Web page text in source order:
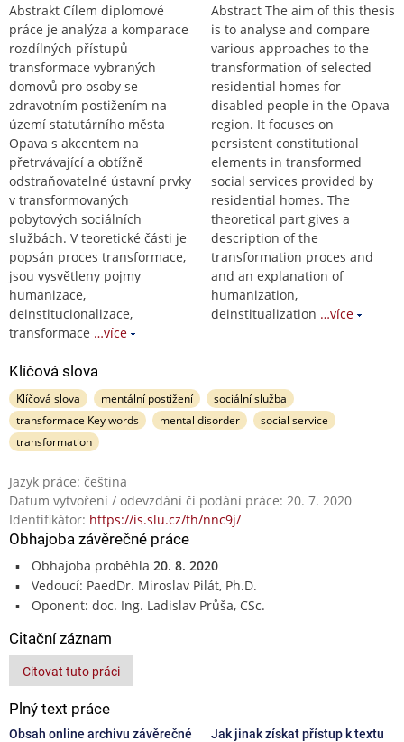
Abstrakt Cílem diplomové
práce je analýza a komparace
rozdílných přístupů
transformace vybraných
domovů pro osoby se
zdravotním postižením na
území statutárního města
Opava s akcentem na
přetrvávající a obtížně
odstraňovatelné ústavní prvky
v transformovaných
pobytových sociálních
službách. V teoretické části je
popsán proces transformace,
jsou vysvětleny pojmy
humanizace,
deinstitucionalizace,
transformace …více
Abstract The aim of this thesis
is to analyse and compare
various approaches to the
transformation of selected
residential homes for
disabled people in the Opava
region. It focuses on
persistent constitutional
elements in transformed
social services provided by
residential homes. The
theoretical part gives a
description of the
transformation proces and
and an explanation of
humanization,
deinstitualization …více
Klíčová slova
Klíčová slova mentální postižení
sociální služba
transformace Key words
mental disorder
social service
transformation
Jazyk práce: čeština
Datum vytvoření / odevzdání či podání práce: 20. 7. 2020
Identifikátor: https://is.slu.cz/th/nnc9j/
Obhajoba závěrečné práce
Obhajoba proběhla 20. 8. 2020
Vedoucí: PaedDr. Miroslav Pilát, Ph.D.
Oponent: doc. Ing. Ladislav Průša, CSc.
Citační záznam
Citovat tuto práci
Plný text práce
Obsah online archivu závěrečné
Jak jinak získat přístup k textu